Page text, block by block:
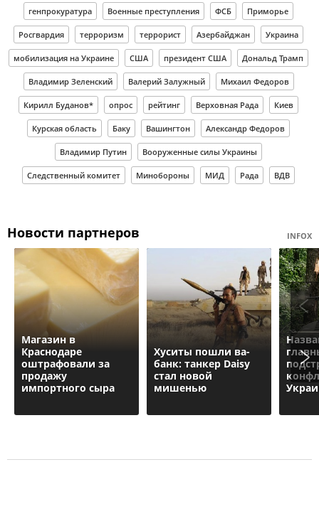
генпрокуратура Военные преступления ФСБ Приморье
Росгвардия терроризм террорист Азербайджан Украина
мобилизация на Украине США президент США Дональд Трамп
Владимир Зеленский Валерий Залужный Михаил Федоров
Кирилл Буданов* опрос рейтинг Верховная Рада Киев
Курская область Баку Вашингтон Александр Федоров
Владимир Путин Вооруженные силы Украины
Следственный комитет Минобороны МИД Рада ВДВ
Новости партнеров INFOX
Магазин в
Краснодаре
оштрафовали за
продажу
импортного сыра
Хуситы пошли ва-
банк: танкер Daisy
стал новой
мишенью